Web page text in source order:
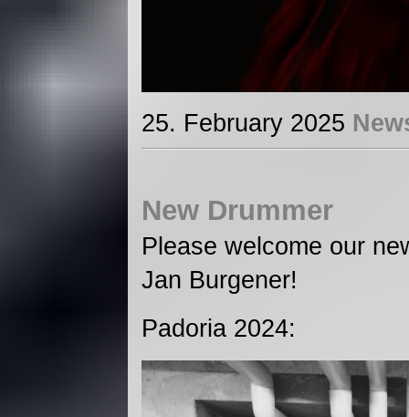
25. February 2025
New Drummer
Please welcome our
Jan Burgener!
Padoria 2024: